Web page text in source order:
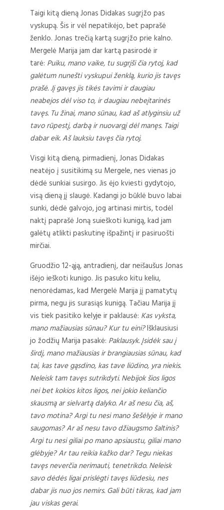
Taigi kitą dieną Jonas Didakas sugrįžo pas
vyskupą. Šis ir vėl nepatikėjo, bet paprašė
ženklo. Jonas trečią kartą sugrįžo prie kalno.
Mergelė Marija jam dar kartą pasirodė ir
tarė: Puiku, mano vaike, tu sugrįši čia rytoj, kad
galėtum nunešti vyskupui ženklą, kurio jis tavęs
prašė. Jį gavęs jis tikės tavimi ir daugiau
neabejos dėl viso to, ir daugiau nebeįtarinės
tavęs. Tu žinai, mano sūnau, kad aš atlyginsiu už
tavo rūpestį, darbą ir nuovargį dėl manęs. Taigi
dabar eik. Aš lauksiu tavęs čia rytoj.
Visgi kitą dieną, pirmadienį, Jonas Didakas
neatėjo į susitikimą su Mergele, nes vienas jo
dėdė sunkiai susirgo. Jis ėjo kviesti gydytojo,
visą dieną jį slaugė. Kadangi jo būklė buvo labai
sunki, dėdė galvojo, jog artinasi mirtis, todėl
naktį paprašė Joną suieškoti kunigą, kad jam
galėtų atlikti paskutinę išpažintį ir pasiruošti
mirčiai.
Gruodžio 12-ąją, antradienį, dar neišaušus Jonas
išėjo ieškoti kunigo. Jis pasuko kitu keliu,
nenorėdamas, kad Mergelė Marija jį pamatytų
pirma, negu jis surasiąs kunigą. Tačiau Marija jį
vis tiek pasitiko kelyje ir paklausė: Kas vyksta,
mano mažiausias sūnau? Kur tu eini?Išklausiusi
jo žodžių Marija pasakė: Paklausyk. Įsidėk sau į
širdį, mano mažiausias ir brangiausias sūnau, kad
tai, kas tave gąsdino, kas tave liūdino, yra niekis.
Neleisk tam tavęs sutrikdyti. Nebijok šios ligos
nei bet kokios kitos ligos, nei jokio keliančio
skausmą ar sielvartą dalyko. Ar aš nesu čia, aš,
tavo motina? Argi tu nesi mano šešėlyje ir mano
saugomas? Ar aš nesu tavo džiaugsmo šaltinis?
Argi tu nesi giliai po mano apsiaustu, giliai mano
glėbyje? Ar tau reikia kažko dar? Tegu niekas
tavęs neverčia nerimauti, tenetrikdo. Neleisk
savo dėdės ligai prislėgti tavęs liūdesiu, nes
dabar jis nuo jos nemirs. Gali būti tikras, kad jam
jau viskas gerai.